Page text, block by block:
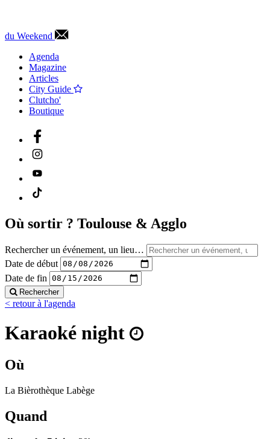
du Weekend
Agenda
Magazine
Articles
City Guide
Clutcho'
Boutique
Où sortir ? Toulouse & Agglo
Rechercher un événement, un lieu…
Date de début
Date de fin
Rechercher
< retour à l'agenda
Karaoké night
Où
La Bièrothèque Labège
Quand